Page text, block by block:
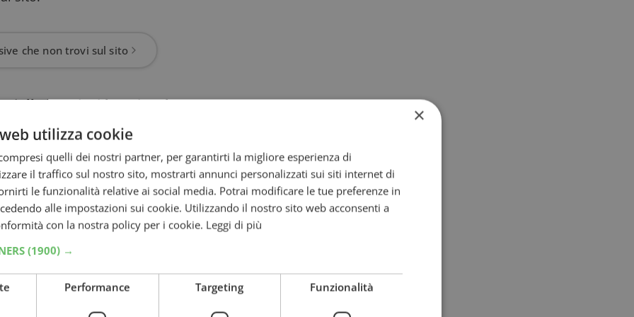
che non trovi sul sito
e vinci buoni carburante
a disposizione la tua auto alle aziende che
tuoi dati. Indica che tipo di auto possiedi e
più ti sposti più le aziende saranno
la campagna pubblicitaria da
una volta che si è stabilito un
dei privati e metterà in contatto le
Chi verrà selezionato riceverà tutte le
×
utilizza cookie
quelli dei nostri partner, per garantirti la migliore esperienza di
il traffico sul nostro sito, mostrarti annunci personalizzati sui siti internet di
le funzionalità relative ai social media. Potrai modificare le tue preferenze in
alle impostazioni sui cookie. Utilizzando il nostro sito web acconsenti a
con la nostra policy per i cookie. Leggi di più
(1900) →
Performance Targeting Funzionalità